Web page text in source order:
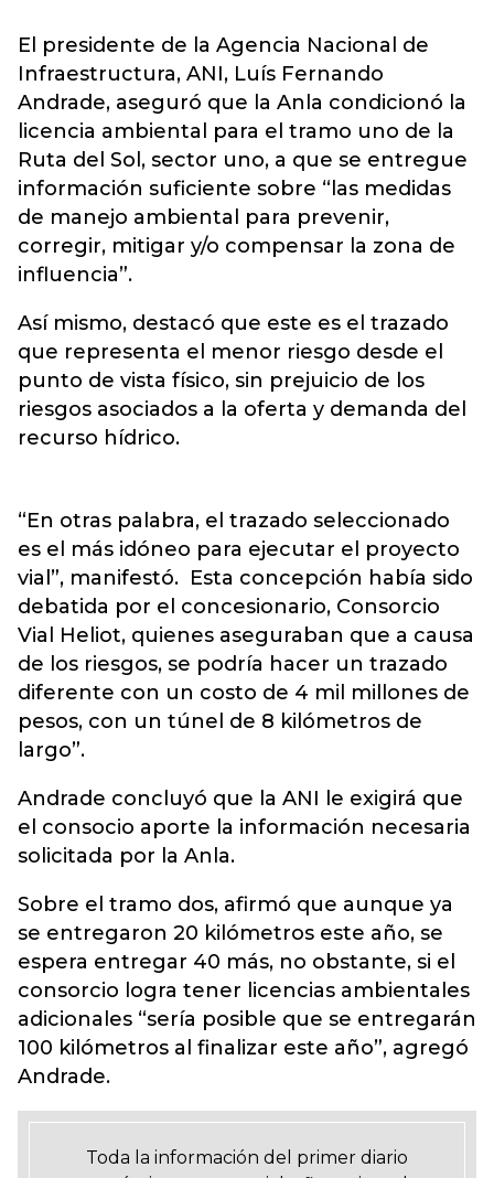
El presidente de la Agencia Nacional de
Infraestructura, ANI, Luís Fernando
Andrade, aseguró que la Anla condicionó la
licencia ambiental para el tramo uno de la
Ruta del Sol, sector uno, a que se entregue
información suficiente sobre “las medidas
de manejo ambiental para prevenir,
corregir, mitigar y/o compensar la zona de
influencia”.
Así mismo, destacó que este es el trazado
que representa el menor riesgo desde el
punto de vista físico, sin prejuicio de los
riesgos asociados a la oferta y demanda del
recurso hídrico.
“En otras palabra, el trazado seleccionado
es el más idóneo para ejecutar el proyecto
vial”, manifestó. Esta concepción había sido
debatida por el concesionario, Consorcio
Vial Heliot, quienes aseguraban que a causa
de los riesgos, se podría hacer un trazado
diferente con un costo de 4 mil millones de
pesos, con un túnel de 8 kilómetros de
largo”.
Andrade concluyó que la ANI le exigirá que
el consocio aporte la información necesaria
solicitada por la Anla.
Sobre el tramo dos, afirmó que aunque ya
se entregaron 20 kilómetros este año, se
espera entregar 40 más, no obstante, si el
consorcio logra tener licencias ambientales
adicionales “sería posible que se entregarán
100 kilómetros al finalizar este año”, agregó
Andrade.
Toda la información del primer diario